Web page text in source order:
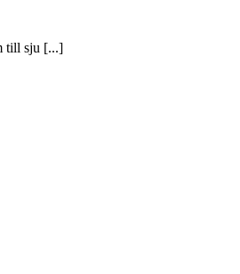
till sju [...]